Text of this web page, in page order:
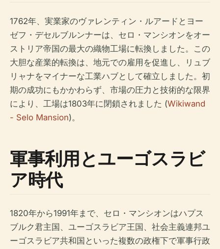
1762年、実業家のヴァレンティン・ルアードとヨー
ゼフ・デセルブルンナーは、セロ・マンシオンをオー
ストリア帝国の最大の織物工場に転換しました。この
大胆な産業的転換は、地元での雇用を促進し、リュブ
リャナをマイナーな工業ハブとして確立しました。初
期の成功にもかかわらず、市場の圧力と技術的な限界
により、工場は1803年に閉鎖されました (Wikiwand
- Selo Mansion)。
軍事利用とユーゴスラビ
ア時代
1820年から1991年まで、セロ・マンシオンはハプス
ブルク君主国、ユーゴスラビア王国、社会主義連邦ユ
ーゴスラビア共和国といった複数の政権下で軍事行政